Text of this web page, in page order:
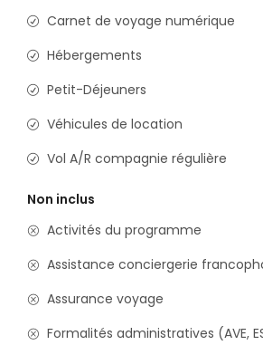
Carnet de voyage numérique
Hébergements
Petit-Déjeuners
Véhicules de location
Vol A/R compagnie régulière
Non inclus
Activités du programme
Assistance conciergerie
Assurance voyage
Formalités administratives (AVE,